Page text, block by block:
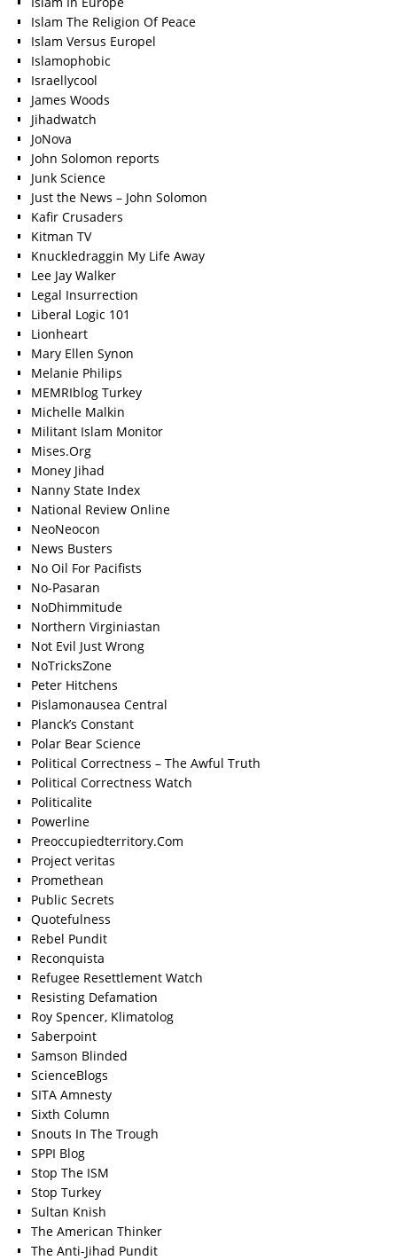
Islam The Religion Of Peace
Islam Versus Europel
Islamophobic
Israellycool
James Woods
Jihadwatch
JoNova
John Solomon reports
Junk Science
Just the News – John Solomon
Kafir Crusaders
Kitman TV
Knuckledraggin My Life Away
Lee Jay Walker
Legal Insurrection
Liberal Logic 101
Lionheart
Mary Ellen Synon
Melanie Philips
MEMRIblog Turkey
Michelle Malkin
Militant Islam Monitor
Mises.Org
Money Jihad
Nanny State Index
National Review Online
NeoNeocon
News Busters
No Oil For Pacifists
No-Pasaran
NoDhimmitude
Northern Virginiastan
Not Evil Just Wrong
NoTricksZone
Peter Hitchens
Pislamonausea Central
Planck’s Constant
Polar Bear Science
Political Correctness – The Awful Truth
Political Correctness Watch
Politicalite
Powerline
Preoccupiedterritory.Com
Project veritas
Promethean
Public Secrets
Quotefulness
Rebel Pundit
Reconquista
Refugee Resettlement Watch
Resisting Defamation
Roy Spencer, Klimatolog
Saberpoint
Samson Blinded
ScienceBlogs
SITA Amnesty
Sixth Column
Snouts In The Trough
SPPI Blog
Stop The ISM
Stop Turkey
Sultan Knish
The American Thinker
The Anti-Jihad Pundit